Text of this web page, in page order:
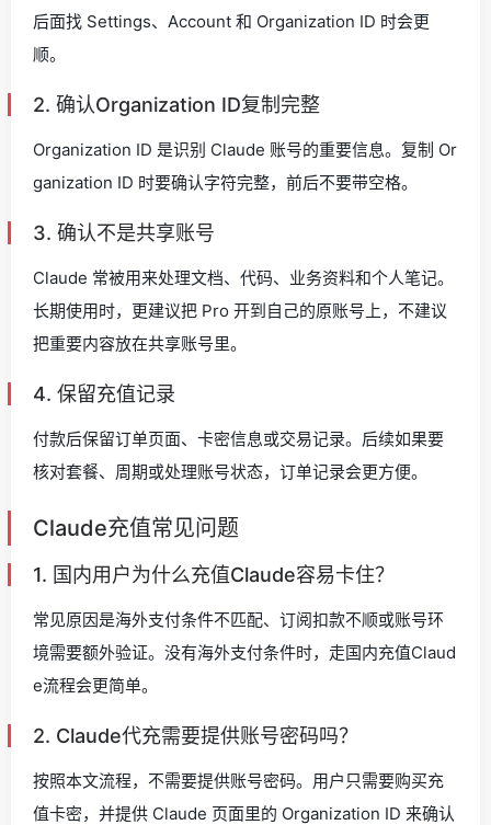
后面找 Settings、Account 和 Organization ID 时会更
顺。
2. 确认Organization ID复制完整
Organization ID 是识别 Claude 账号的重要信息。复制 Or
ganization ID 时要确认字符完整，前后不要带空格。
3. 确认不是共享账号
Claude 常被用来处理文档、代码、业务资料和个人笔记。
长期使用时，更建议把 Pro 开到自己的原账号上，不建议
把重要内容放在共享账号里。
4. 保留充值记录
付款后保留订单页面、卡密信息或交易记录。后续如果要
核对套餐、周期或处理账号状态，订单记录会更方便。
Claude充值常见问题
1. 国内用户为什么充值Claude容易卡住？
常见原因是海外支付条件不匹配、订阅扣款不顺或账号环
境需要额外验证。没有海外支付条件时，走国内充值Claud
e流程会更简单。
2. Claude代充需要提供账号密码吗？
按照本文流程，不需要提供账号密码。用户只需要购买充
值卡密，并提供 Claude 页面里的 Organization ID 来确认